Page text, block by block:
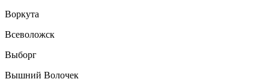
Воркута
Всеволожск
Выборг
Вышний Волочек